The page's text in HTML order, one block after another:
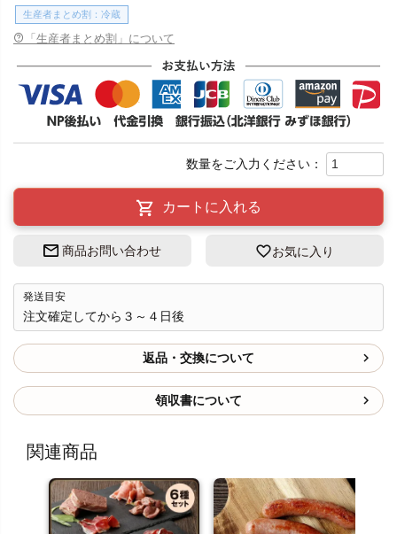
生産者まとめ割：冷蔵
「生産者まとめ割」について
カートに入れる
商品お問い合わせ お気に入り
発送目安
注文確定してから３～４日後
返品・交換について
領収書について
関連商品